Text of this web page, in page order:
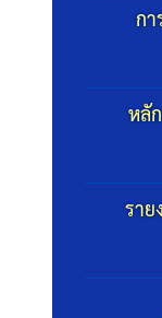
ก
หลั
รา